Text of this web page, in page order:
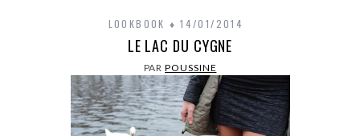
LOOKBOOK 14/01/2014
LE LAC DU CYGNE
PARPOUSSINE